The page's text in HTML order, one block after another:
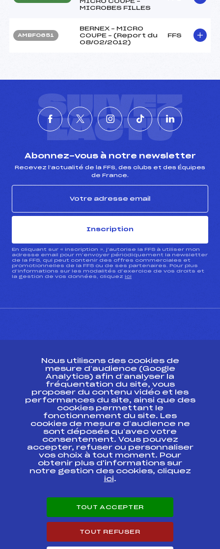
MICROBES FILLES
AMBF0651
BERNEX – MICRO
COUPE – (Report du
08/02/2012)
FFS
SUIVEZ
L'ACTU
Abonnez-vous à notre newsletter
Recevez l’actualité de la FFS, des clubs et des Équipes
de France.
Inscription
En cliquant sur « inscription », j’autorise la FFS à utiliser mon
adresse email pour m’envoyer périodiquement la newsletter
de la FFS, qui peut contenir des offres commerciales et
promotionnelles de la FFS ou de ses partenaires. Pour plus
d’informations sur les modalités d’exercice de vos droits et
la gestion de vos données, cliquez ici
ESPACE PRESSE
Ressources
Pass’Neige
Projet sportif fédéral
Projet de performance fédéral
Antidopage
Pôle Développement, Formation, Suivi
Scientifique
Listes ministérielles
Pôle vie de l’athlète
Carrières
Nous utilisons des cookies de
mesure d’audience (Google
Analytics) afin d’analyser la
fréquentation du site, vous
proposer du contenu vidéo et les
performances du site, ainsi que des
cookies permettant le
fonctionnement du site. Les
cookies de mesure d’audience ne
sont déposés qu’avec votre
consentement. Vous pouvez
accepter, refuser ou personnaliser
vos choix à tout moment. Pour
obtenir plus d'informations sur
notre gestion des cookies, cliquez
ici.
TOUT ACCEPTER
TOUT REFUSER